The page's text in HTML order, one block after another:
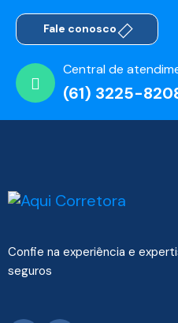
Fale conosco
Central de
(61) 3225-
Confie na experiência e
seguros